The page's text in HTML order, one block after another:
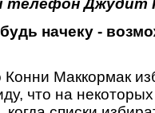
Джудит
начеку -
Конни Маккормак
что на